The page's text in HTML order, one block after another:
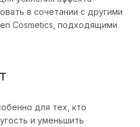
в сочетании с другими
Cosmetics, подходящими
для тех, кто
и уменьшить